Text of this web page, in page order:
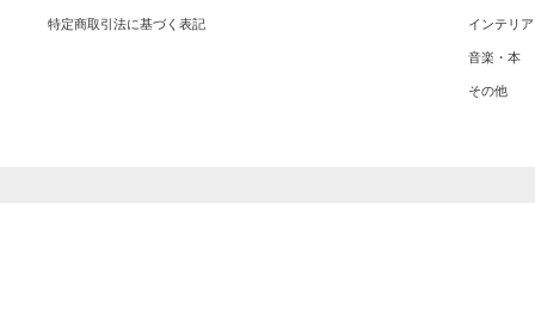
特定商取引法に基づく表記 インテリア
音楽・本
その他